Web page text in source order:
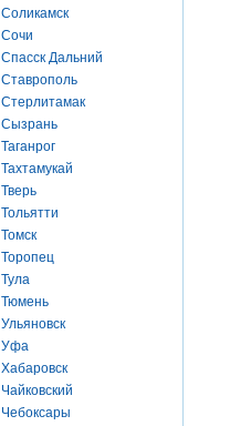
Соликамск
Сочи
Спасск Дальний
Ставрополь
Стерлитамак
Сызрань
Таганрог
Тахтамукай
Тверь
Тольятти
Томск
Торопец
Тула
Тюмень
Ульяновск
Уфа
Хабаровск
Чайковский
Чебоксары